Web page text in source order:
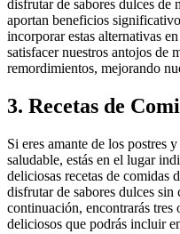
disfrutar de sabores dulces de
aportan beneficios
incorporar estas alternativas
satisfacer nuestros antojos de
remordimientos, mejorando
3. Recetas de
Si eres amante de los postres
saludable, estás en el lugar
deliciosas recetas de comidas
disfrutar de sabores dulces sin
continuación, encontrarás
deliciosos que podrás incluir